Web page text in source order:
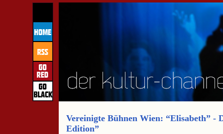
Vereinigte Bühnen Wien: “Elisabeth” -
Edition”